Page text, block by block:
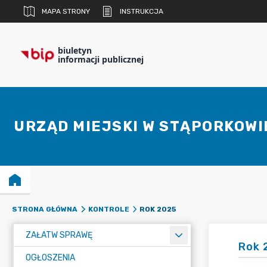
MAPA STRONY INSTRUKCJA
biuletyn
informacji publicznej
URZĄD MIEJSKI W
STRONA GŁÓWNA KONTROLE ROK 2025
ZAŁATW SPRAWĘ
OGŁOSZENIA
Rok